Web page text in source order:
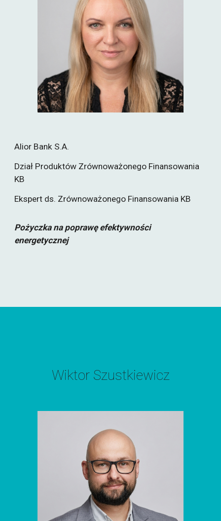
Alior Bank S.A.
Dział Produktów Zrównoważonego Finansowania
KB
Ekspert ds. Zrównoważonego Finansowania KB
Pożyczka na poprawę efektywności
energetycznej
Wiktor Szustkiewicz